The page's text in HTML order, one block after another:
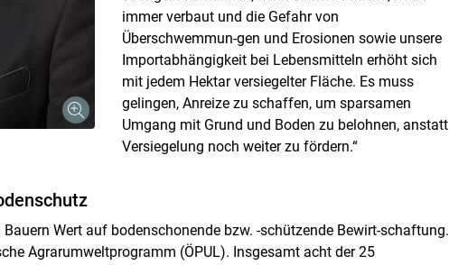
immer verbaut und die Gefahr von
Überschwemmun-gen und Erosionen sowie unsere
Importabhängigkeit bei Lebensmitteln erhöht sich
mit jedem Hektar versiegelter Fläche. Es muss
gelingen, Anreize zu schaffen, um sparsamen
Umgang mit Grund und Boden zu belohnen, anstatt
Versiegelung noch weiter zu fördern.“
Wert auf bodenschonende bzw. -schützende Bewirt-schaftung.
Agrarumweltprogramm (ÖPUL). Insgesamt acht der 25